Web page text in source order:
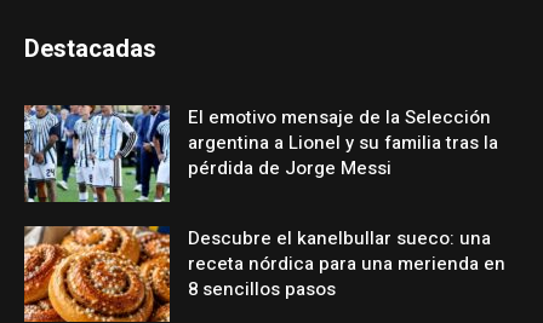
Destacadas
El emotivo mensaje de la Selección
argentina a Lionel y su familia tras la
pérdida de Jorge Messi
Descubre el kanelbullar sueco: una
receta nórdica para una merienda en
8 sencillos pasos